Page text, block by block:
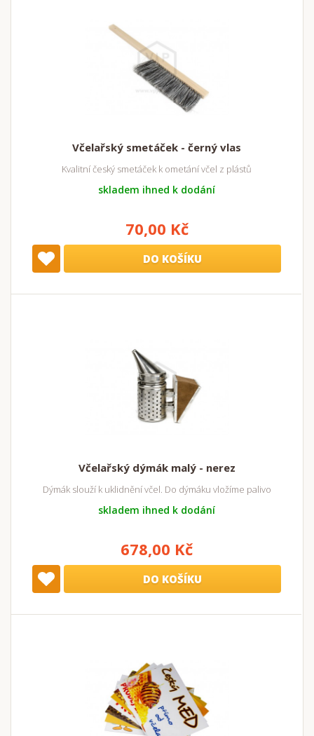
Včelařský smetáček - černý vlas
Kvalitní český smetáček k ometání včel z plástů
skladem ihned k dodání
70,00 Kč
DO KOŠÍKU
Včelařský dýmák malý - nerez
Dýmák slouží k uklidnění včel. Do dýmáku vložíme palivo
skladem ihned k dodání
678,00 Kč
DO KOŠÍKU